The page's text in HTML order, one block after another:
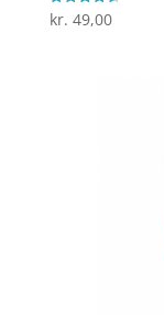
Vurderet
4.6
kr. 49,00